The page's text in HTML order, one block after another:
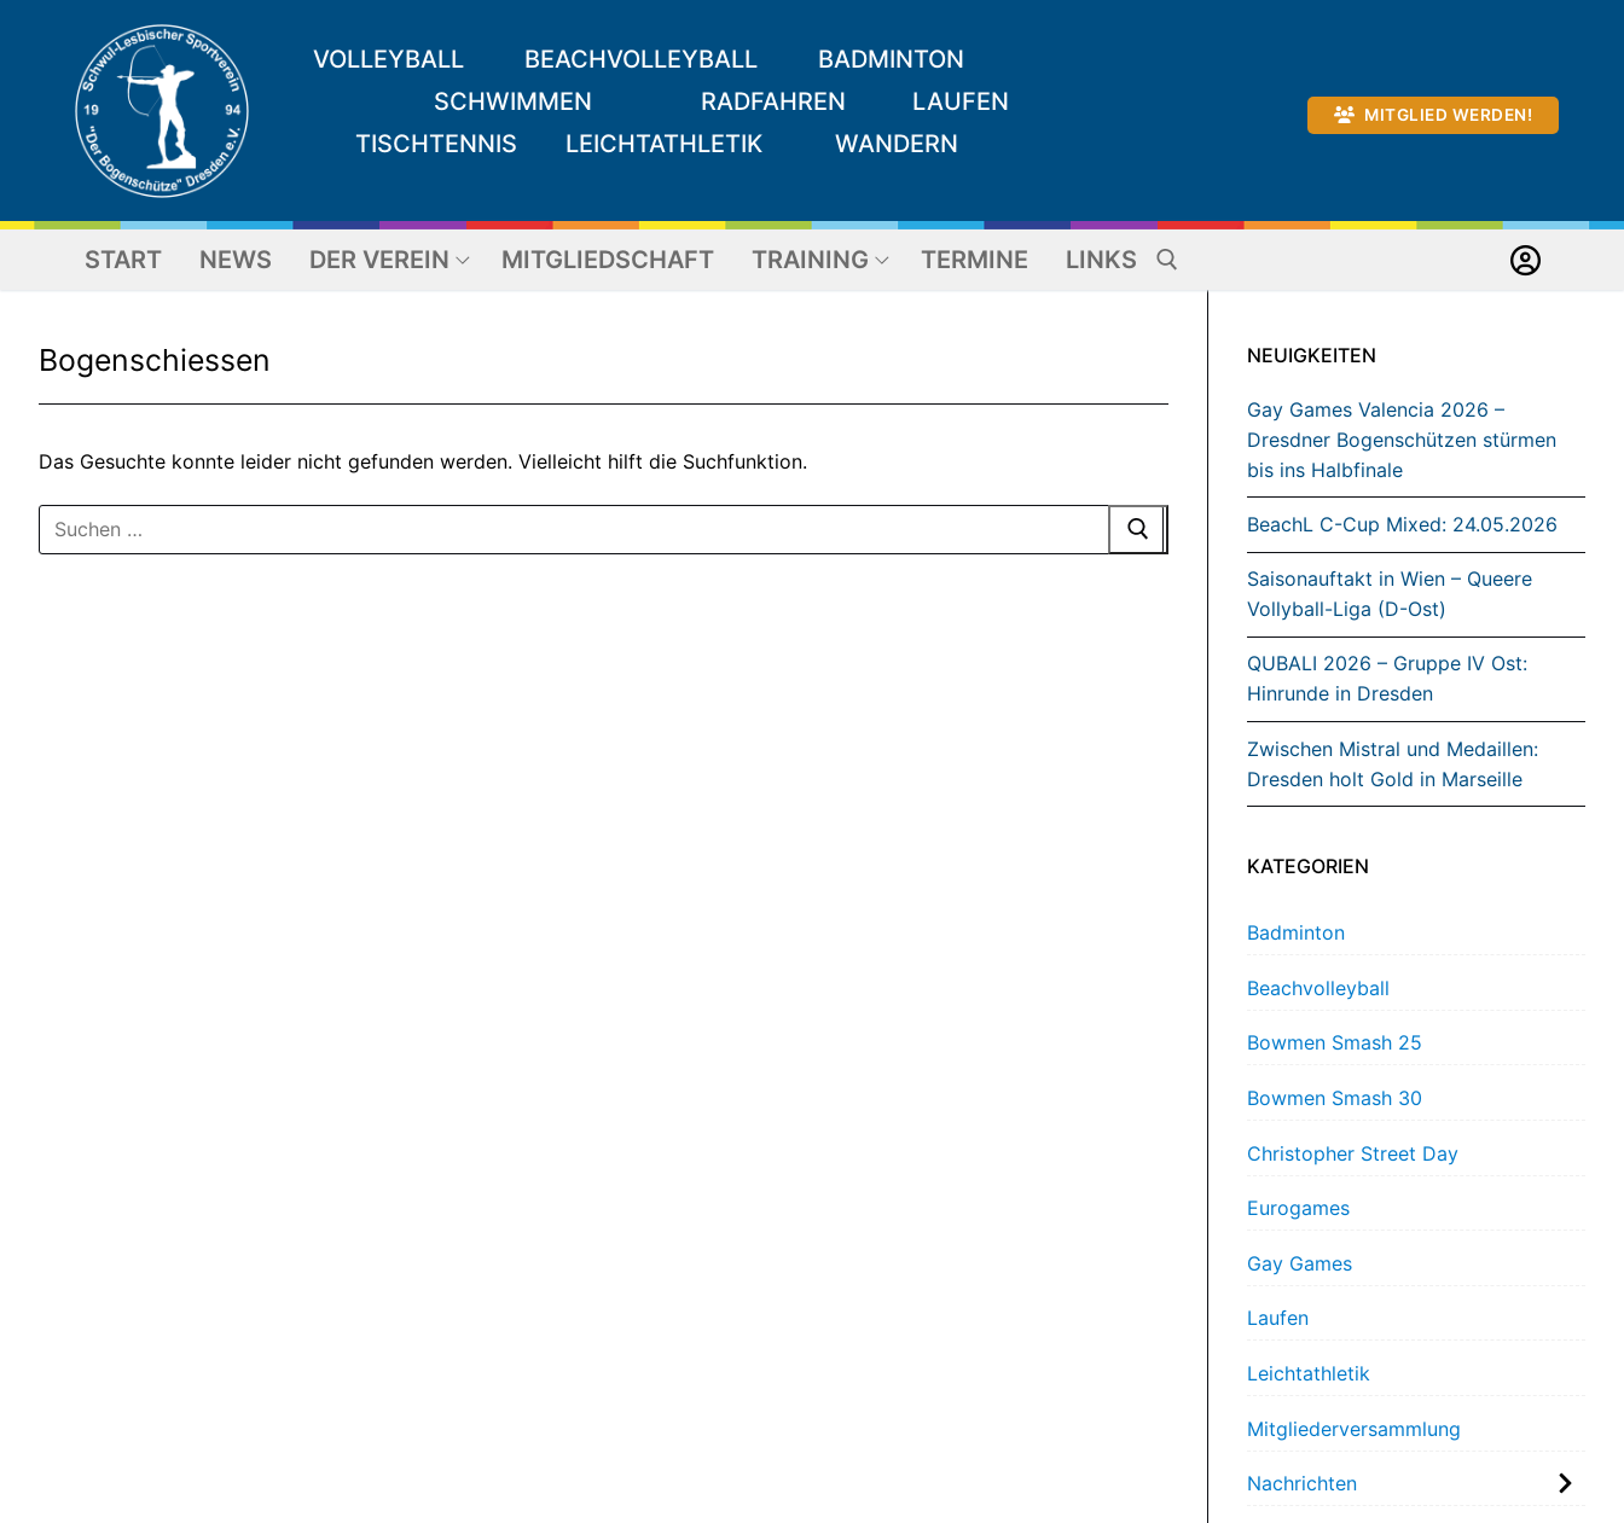
VOLLEYBALL BEACHVOLLEYBALL
BADMINTON
SCHWIMMEN
RADFAHREN
LAUFEN
TISCHTENNIS
LEICHTATHLETIK WANDERN
MITGLIED WERDEN!
START NEWS DER VEREIN MITGLIEDSCHAFT TRAINING TERMINE LINKS
Bogenschiessen
Das Gesuchte konnte leider nicht gefunden werden. Vielleicht hilft die Suchfunktion.
Suchen
nach:
NEUIGKEITEN
Gay Games Valencia 2026 –
Dresdner Bogenschützen stürmen
bis ins Halbfinale
BeachL C-Cup Mixed: 24.05.2026
Saisonauftakt in Wien – Queere
Vollyball-Liga (D-Ost)
QUBALI 2026 – Gruppe IV Ost:
Hinrunde in Dresden
Zwischen Mistral und Medaillen:
Dresden holt Gold in Marseille
KATEGORIEN
Badminton
Beachvolleyball
Bowmen Smash 25
Bowmen Smash 30
Christopher Street Day
Eurogames
Gay Games
Laufen
Leichtathletik
Mitgliederversammlung
Nachrichten